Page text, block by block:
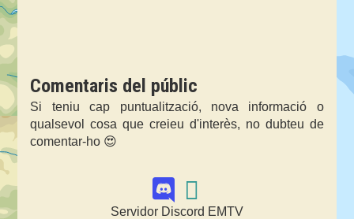
Comentaris del públic
Si teniu cap puntualització, nova informació o
qualsevol cosa que creieu d'interès, no dubteu de
comentar-ho 😍
Servidor Discord EMTV